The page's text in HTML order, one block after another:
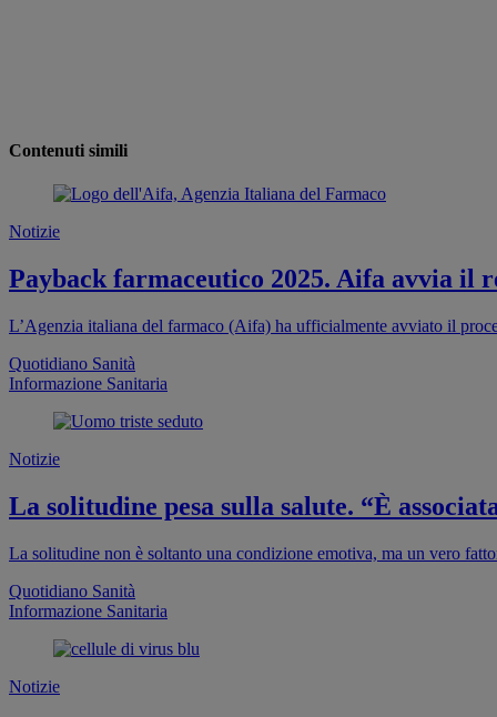
Contenuti simili
Notizie
Payback farmaceutico 2025. Aifa avvia
L’Agenzia italiana del farmaco (Aifa) ha ufficialmente avviato il
Quotidiano Sanità
Informazione Sanitaria
Notizie
La solitudine pesa sulla salute. “È
La solitudine non è soltanto una condizione emotiva, ma un vero
Quotidiano Sanità
Informazione Sanitaria
Notizie